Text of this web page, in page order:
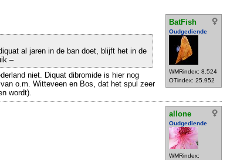
BatFish
Oudgediende
WMRindex: 8.524
OTindex: 25.952
al jaren in de ban doet, blijft het in de
–
niet. Diquat dibromide is hier nog
o.m. Witteveen en Bos, dat het spul zeer
wordt).
allone
Oudgediende
WMRindex: